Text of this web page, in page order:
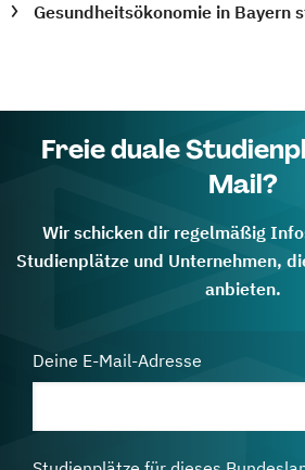
Gesundheitsökonomie in Bayern
Freie duale
Mail?
Wir schicken dir regelmäßig
Studienplätze und Unternehmen,
anbieten.
Deine E-Mail-Adresse